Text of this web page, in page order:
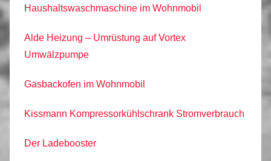
Haushaltswaschmaschine im Wohnmobil
Alde Heizung – Umrüstung auf Vortex
Umwälzpumpe
Gasbackofen im Wohnmobil
Kissmann Kompressorkühlschrank Stromverbrauch
Der Ladebooster